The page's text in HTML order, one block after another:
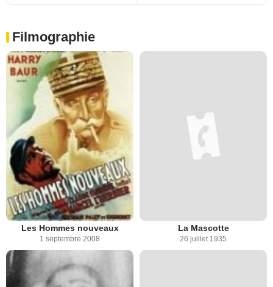
Filmographie
Les Hommes nouveaux
1 septembre 2008
La Mascotte
26 juillet 1935